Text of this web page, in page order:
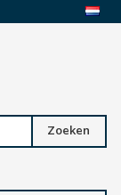
Zoeken